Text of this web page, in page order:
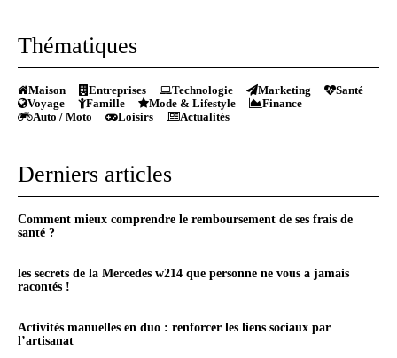
Thématiques
Maison Entreprises Technologie Marketing
Santé
Voyage
Famille Mode & Lifestyle
Finance
Auto / Moto
Loisirs Actualités
Derniers articles
Comment mieux comprendre le remboursement de ses frais de
santé ?
les secrets de la Mercedes w214 que personne ne vous a jamais
racontés !
Activités manuelles en duo : renforcer les liens sociaux par
l’artisanat